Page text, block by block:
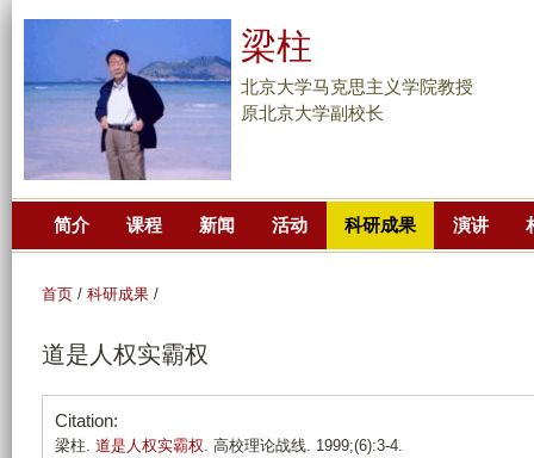
主
梁柱
北京大学马克思主义学院教授
原北京大学副校长
简介 课程 新闻 活动 科研成果 演讲
首页 / 科研成果 /
道是人权实霸权
Citation:
梁柱. 道是人权实霸权. 高校理论战线. 1999;(6):3-4.